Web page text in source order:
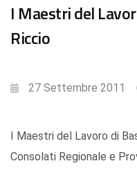
I Maestri del
Riccio
27 Settembre 2011
I Maestri del Lavoro di
Consolati Regionale e